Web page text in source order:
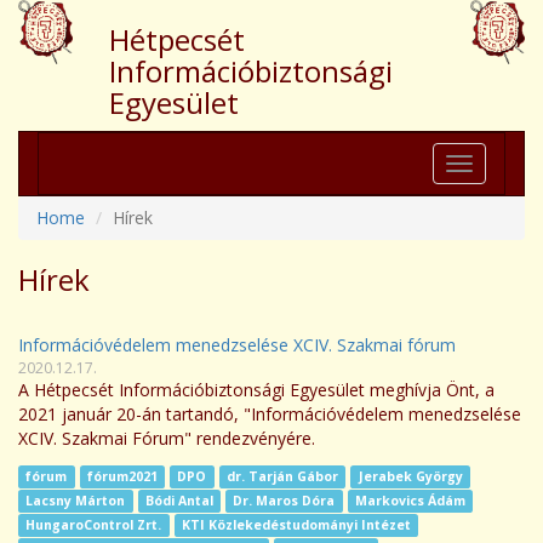
Hétpecsét
Információbiztonsági
Egyesület
Toggle
navigation
Home
Hírek
Hírek
Információvédelem menedzselése XCIV. Szakmai fórum
2020.12.17.
A Hétpecsét Információbiztonsági Egyesület meghívja Önt, a
2021 január 20-án tartandó, "Információvédelem menedzselése
XCIV. Szakmai Fórum" rendezvényére.
fórum fórum2021 DPO dr. Tarján Gábor
Jerabek György
Lacsny Márton
Bódi Antal Dr. Maros Dóra
Markovics Ádám
HungaroControl Zrt.
KTI Közlekedéstudományi Intézet